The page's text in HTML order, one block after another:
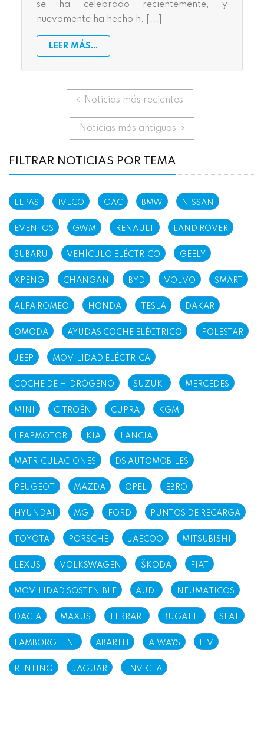
se ha celebrado recientemente, y
nuevamente ha hecho h. [...]
LEER MÁS...
Noticias más recientes
Noticias más antiguas Siguiente
FILTRAR NOTICIAS POR TEMA
LEPAS IVECO GAC BMW NISSAN
EVENTOS GWM RENAULT LAND ROVER
SUBARU VEHÍCULO ELÉCTRICO GEELY
XPENG CHANGAN BYD VOLVO SMART
ALFA ROMEO HONDA TESLA DAKAR
OMODA AYUDAS COCHE ELÉCTRICO POLESTAR
JEEP MOVILIDAD ELÉCTRICA
COCHE DE HIDRÓGENO SUZUKI MERCEDES
MINI CITROËN CUPRA KGM
LEAPMOTOR KIA LANCIA
MATRICULACIONES DS AUTOMOBILES
PEUGEOT MAZDA OPEL EBRO
HYUNDAI MG FORD PUNTOS DE RECARGA
TOYOTA PORSCHE JAECOO MITSUBISHI
LEXUS VOLKSWAGEN ŠKODA FIAT
MOVILIDAD SOSTENIBLE AUDI NEUMÁTICOS
DACIA MAXUS FERRARI BUGATTI SEAT
LAMBORGHINI ABARTH AIWAYS ITV
RENTING JAGUAR INVICTA